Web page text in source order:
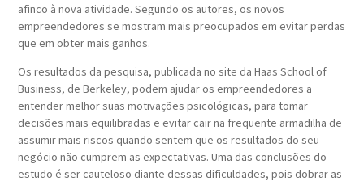
afinco à nova atividade. Segundo os autores, os novos
empreendedores se mostram mais preocupados em evitar perdas
que em obter mais ganhos.
Os resultados da pesquisa, publicada no site da Haas School of
Business, de Berkeley, podem ajudar os empreendedores a
entender melhor suas motivações psicológicas, para tomar
decisões mais equilibradas e evitar cair na frequente armadilha de
assumir mais riscos quando sentem que os resultados do seu
negócio não cumprem as expectativas. Uma das conclusões do
estudo é ser cauteloso diante dessas dificuldades, pois dobrar as